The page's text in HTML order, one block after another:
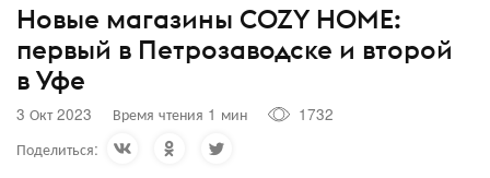
Новые магазины COZY HOME:
первый в Петрозаводске и второй
в Уфе
3 Окт 2023 Время чтения 1 мин
1732
Поделиться: